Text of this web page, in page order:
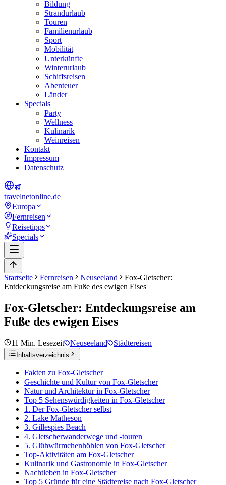
Bildung
Strandurlaub
Touren
Familienurlaub
Sport
Mobilität
Unterkünfte
Winterurlaub
Schiffsreisen
Abenteuer
Länder
Specials
Party
Wellness
Kulinarik
Weinreisen
Kontakt
Impressum
Datenschutz
travelnetonline.de
Europa
Fernreisen
Reisetipps
Specials
Startseite Fernreisen Neuseeland
Fox-Gletscher:
Entdeckungsreise am Fuße des ewigen Eises
Fox-Gletscher: Entdeckungsreise am
Fuße des ewigen Eises
11 Min. Lesezeit Neuseeland Städtereisen
Inhaltsverzeichnis
Fakten zu Fox-Gletscher
Geschichte und Kultur von Fox-Gletscher
Natur und Architektur in Fox-Gletscher
Top 5 Sehenswürdigkeiten in Fox-Gletscher
1. Der Fox-Gletscher selbst
2. Lake Matheson
3. Gillespies Beach
4. Gletscherwanderwege und -touren
5. Glühwürmchenhöhlen von Fox-Gletscher
Top-Aktivitäten am Fox-Gletscher
Kulinarik und Gastronomie in Fox-Gletscher
Nachtleben in Fox-Gletscher
Top 5 Gründe für eine Städtereise nach Fox-Gletscher